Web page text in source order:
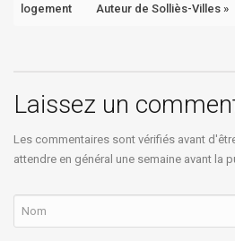
logement
Auteur de Solliès-Villes »
Laissez un
Les commentaires sont vérifiés avant
attendre en général une semaine avant la